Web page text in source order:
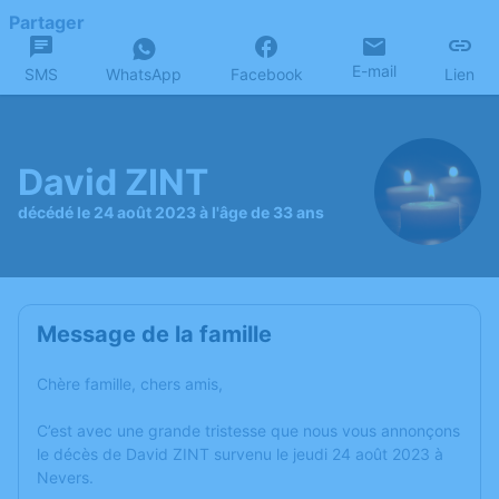
Partager
SMS WhatsApp Facebook E-mail Lien
David ZINT
décédé le 24 août 2023 à l'âge de 33 ans
Message de la famille
Chère famille, chers amis,
C’est avec une grande tristesse que nous vous annonçons
le décès de David ZINT survenu le jeudi 24 août 2023 à
Nevers.